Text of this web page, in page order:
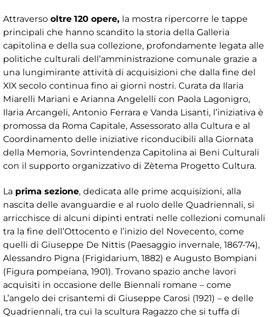
Attraverso oltre 120 opere, la mostra ripercorre le tappe
principali che hanno scandito la storia della Galleria
capitolina e della sua collezione, profondamente legata alle
politiche culturali dell’amministrazione comunale grazie a
una lungimirante attività di acquisizioni che dalla fine del
XIX secolo continua fino ai giorni nostri. Curata da Ilaria
Miarelli Mariani e Arianna Angelelli con Paola Lagonigro,
Ilaria Arcangeli, Antonio Ferrara e Vanda Lisanti, l’iniziativa è
promossa da Roma Capitale, Assessorato alla Cultura e al
Coordinamento delle iniziative riconducibili alla Giornata
della Memoria, Sovrintendenza Capitolina ai Beni Culturali
con il supporto organizzativo di Zètema Progetto Cultura.
La prima sezione, dedicata alle prime acquisizioni, alla
nascita delle avanguardie e al ruolo delle Quadriennali, si
arricchisce di alcuni dipinti entrati nelle collezioni comunali
tra la fine dell’Ottocento e l’inizio del Novecento, come
quelli di Giuseppe De Nittis (Paesaggio invernale, 1867-74),
Alessandro Pigna (Frigidarium, 1882) e Augusto Bompiani
(Figura pompeiana, 1901). Trovano spazio anche lavori
acquisiti in occasione delle Biennali romane – come
L’angelo dei crisantemi di Giuseppe Carosi (1921) – e delle
Quadriennali, tra cui la scultura Ragazzo che si tuffa di